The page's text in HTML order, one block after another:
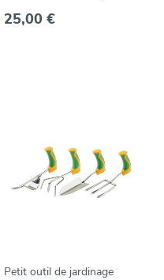
Easi-Grip
25,00 €
Petit outil de jardinage